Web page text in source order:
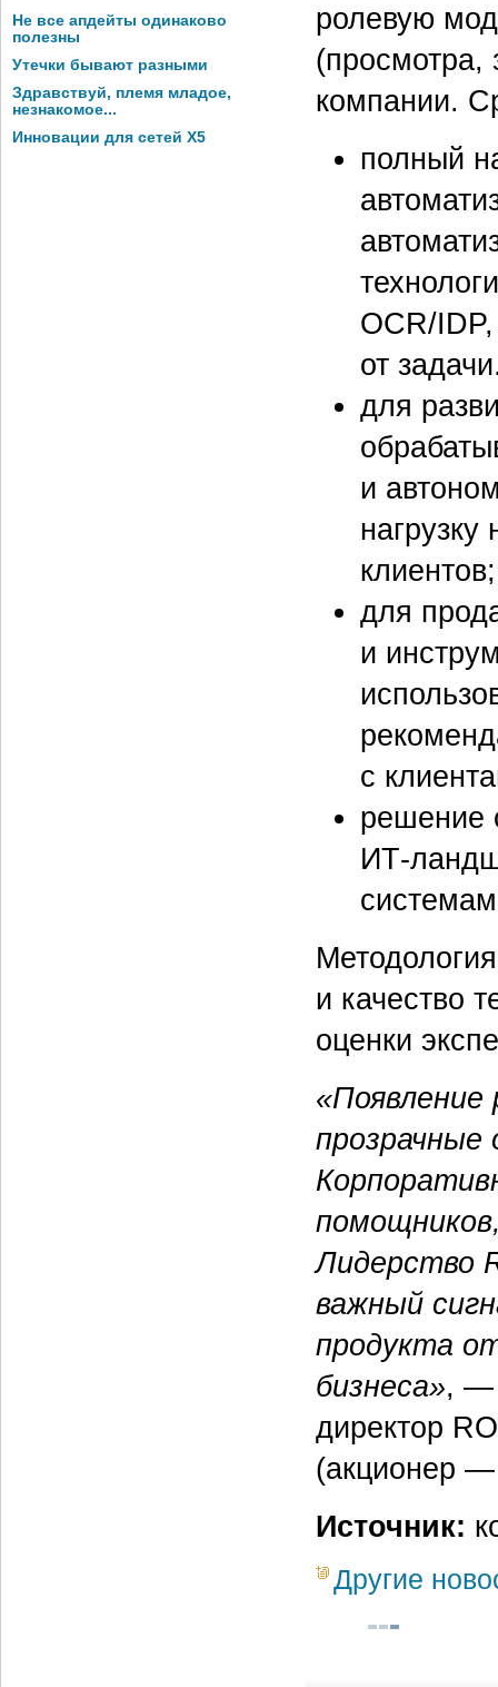
Не все апдейты одинаково
полезны
Утечки бывают разными
Здравствуй, племя младое,
незнакомое...
Инновации для сетей X5
ролевую
(просмотра,
компании.
полный
OCR/
от
для
и
клиентов;
для
и
с
решение
ИТ-
и качество
оценки
прозрачные
Лидерство
важный
продукта
бизнеса», —
директор
(акционер
Источник:
Другие